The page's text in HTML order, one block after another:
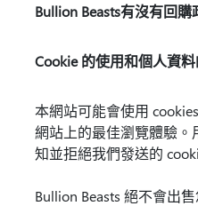
Bullion Beasts有沒有回購
Cookie 的使用和個人資
本網站可能會使用
網站上的最佳瀏覽體驗
知並拒絕我們發送的
Bullion Beasts 絕不會出